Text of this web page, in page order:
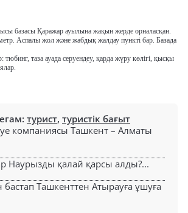
базасы Қаражар ауылына жақын жерде орналасқан.
Аспалы жол және жабдық жалдау пункті бар. Базада
тюбинг, таза ауада серуендеу, қарда жүру көлігі, қысқы
турист, туристік бағыт
компаниясы Ташкент – Алматы
Наурызды қалай қарсы алды?...
Ташкенттен Атырауға ұшуға